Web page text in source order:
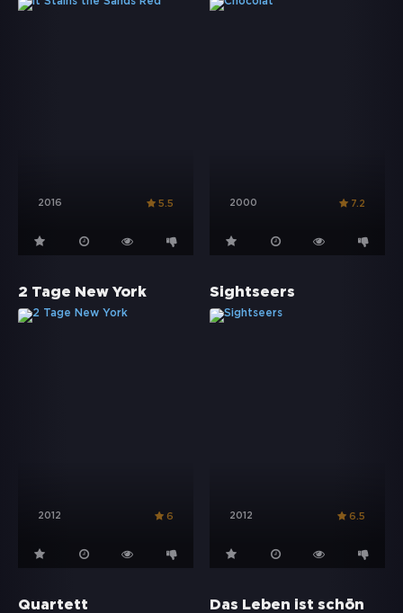
2016 5.5 2000 7.2
2 Tage New York
2012 6
Sightseers
2012 6.5
Quartett Das Leben ist schön